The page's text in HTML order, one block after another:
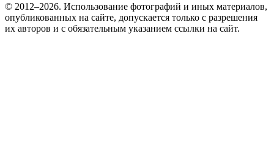
© 2012–2026. Использование фотографий и иных материалов,
опубликованных на сайте, допускается только с разрешения
их авторов и c обязательным указанием ссылки на сайт.